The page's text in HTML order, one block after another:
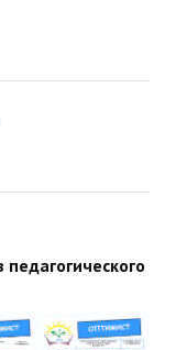
2027
педагогического